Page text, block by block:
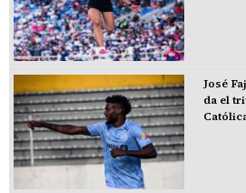
José
da el